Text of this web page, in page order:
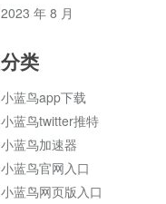
2023 年 8 月
分类
小蓝鸟app下载
小蓝鸟twitter推特
小蓝鸟加速器
小蓝鸟官网入口
小蓝鸟网页版入口